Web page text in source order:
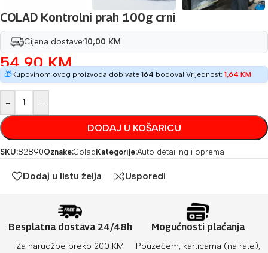
COLAD Kontrolni prah 100g crni
Cijena dostave:10,00 KM
54,90KM
🎁Kupovinom ovog proizvoda dobivate 164 bodova! Vrijednost: 1,64 KM
- +
DODAJ U KOŠARICU
SKU:82890Oznake:Colad Kategorije:Auto detailing i oprema
Dodaj u listu želja Usporedi
Besplatna dostava 24/48h
Za narudžbe preko 200 KM
Mogućnosti plaćanja
Pouzećem, karticama (na rate),